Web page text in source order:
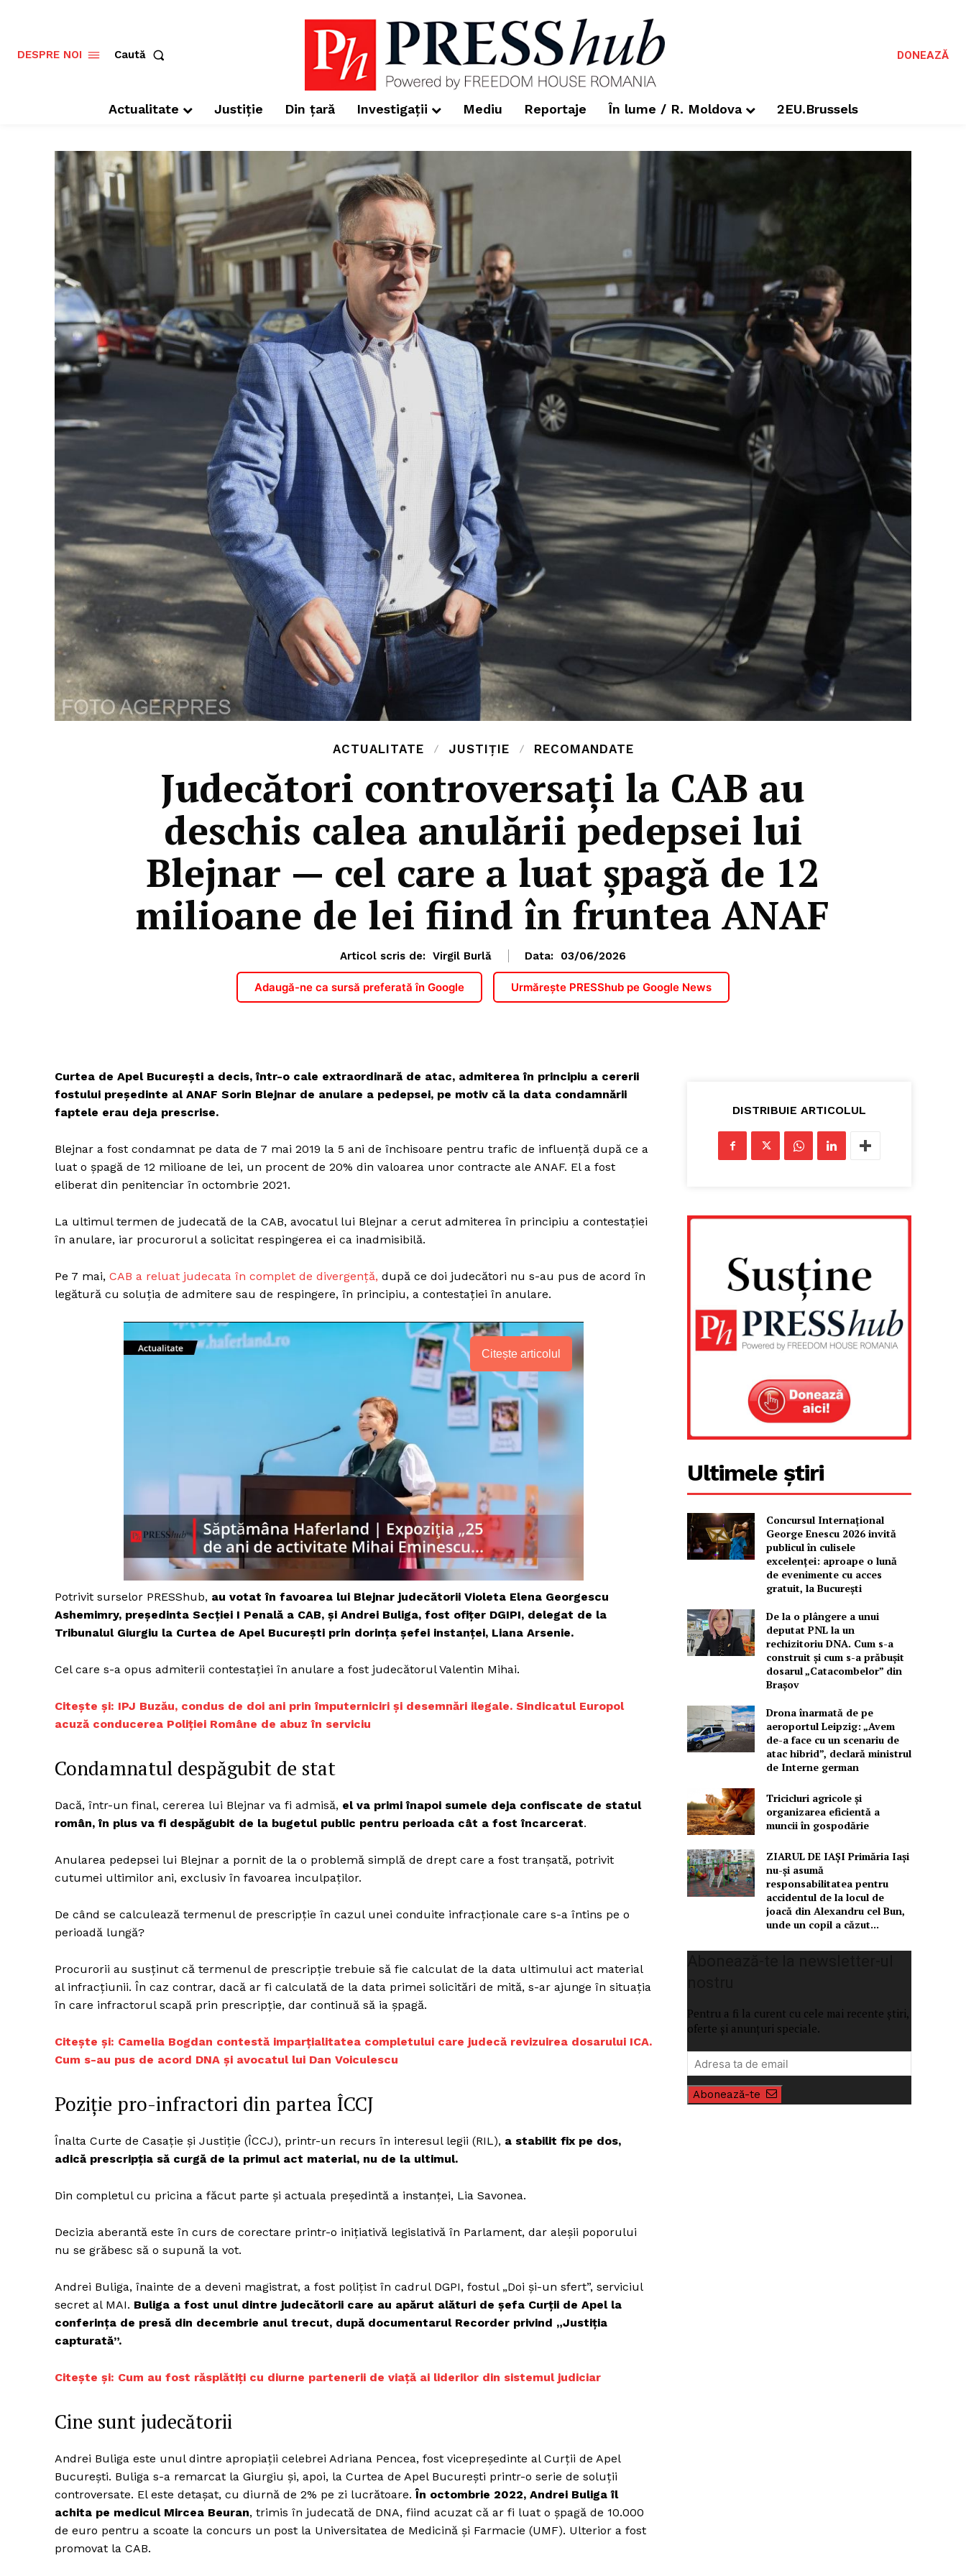
Un proiect
ROMÂNIA
PRESShub
Despre noi / Echipa
Proiecte editoriale
Rețea
DESPRE NOI Caută DONEAZĂ
Actualitate Justiție Din țară Investigații Mediu Reportaje În lume / R. Moldova 2EU.Brussels
ACTUALITATE JUSTIȚIE RECOMANDATE
Judecători controversați la CAB au
deschis calea anulării pedepsei lui
Blejnar — cel care a luat șpagă de 12
milioane de lei fiind în fruntea ANAF
Articol scris de: Virgil Burlă Data: 03/06/2026
Adaugă-ne ca sursă preferată în Google Urmărește PRESShub pe Google News
Curtea de Apel București a decis, într-o cale extraordinară de atac, admiterea în principiu a cererii
fostului președinte al ANAF Sorin Blejnar de anulare a pedepsei, pe motiv că la data condamnării
faptele erau deja prescrise.
Blejnar a fost condamnat pe data de 7 mai 2019 la 5 ani de închisoare pentru trafic de influență după ce a
luat o șpagă de 12 milioane de lei, un procent de 20% din valoarea unor contracte ale ANAF. El a fost
eliberat din penitenciar în octombrie 2021.
La ultimul termen de judecată de la CAB, avocatul lui Blejnar a cerut admiterea în principiu a contestației
în anulare, iar procurorul a solicitat respingerea ei ca inadmisibilă.
Pe 7 mai, CAB a reluat judecata în complet de divergență, după ce doi judecători nu s-au pus de acord în
legătură cu soluția de admitere sau de respingere, în principiu, a contestației în anulare.
Citește articolul
Potrivit surselor PRESShub, au votat în favoarea lui Blejnar judecătorii Violeta Elena Georgescu
Ashemimry, președinta Secției I Penală a CAB, și Andrei Buliga, fost ofițer DGIPI, delegat de la
Tribunalul Giurgiu la Curtea de Apel București prin dorința șefei instanței, Liana Arsenie.
Cel care s-a opus admiterii contestației în anulare a fost judecătorul Valentin Mihai.
Citește și: IPJ Buzău, condus de doi ani prin împuterniciri și desemnări ilegale. Sindicatul Europol
acuză conducerea Poliției Române de abuz în serviciu
Condamnatul despăgubit de stat
Dacă, într-un final, cererea lui Blejnar va fi admisă, el va primi înapoi sumele deja confiscate de statul
român, în plus va fi despăgubit de la bugetul public pentru perioada cât a fost încarcerat.
Anularea pedepsei lui Blejnar a pornit de la o problemă simplă de drept care a fost tranșată, potrivit
cutumei ultimilor ani, exclusiv în favoarea inculpaților.
De când se calculează termenul de prescripție în cazul unei conduite infracționale care s-a întins pe o
perioadă lungă?
Procurorii au susținut că termenul de prescripție trebuie să fie calculat de la data ultimului act material
al infracțiunii. În caz contrar, dacă ar fi calculată de la data primei solicitări de mită, s-ar ajunge în situația
în care infractorul scapă prin prescripție, dar continuă să ia șpagă.
Citește și: Camelia Bogdan contestă imparțialitatea completului care judecă revizuirea dosarului ICA.
Cum s-au pus de acord DNA și avocatul lui Dan Voiculescu
Poziție pro-infractori din partea ÎCCJ
Înalta Curte de Casație și Justiție (ÎCCJ), printr-un recurs în interesul legii (RIL), a stabilit fix pe dos,
adică prescripția să curgă de la primul act material, nu de la ultimul.
Din completul cu pricina a făcut parte și actuala președintă a instanței, Lia Savonea.
Decizia aberantă este în curs de corectare printr-o inițiativă legislativă în Parlament, dar aleșii poporului
nu se grăbesc să o supună la vot.
Andrei Buliga, înainte de a deveni magistrat, a fost polițist în cadrul DGPI, fostul „Doi și-un sfert”, serviciul
secret al MAI. Buliga a fost unul dintre judecătorii care au apărut alături de șefa Curții de Apel la
conferința de presă din decembrie anul trecut, după documentarul Recorder privind „Justiția
capturată”.
Citește și: Cum au fost răsplătiți cu diurne partenerii de viață ai liderilor din sistemul judiciar
Cine sunt judecătorii
Andrei Buliga este unul dintre apropiații celebrei Adriana Pencea, fost vicepreședinte al Curții de Apel
București. Buliga s-a remarcat la Giurgiu și, apoi, la Curtea de Apel București printr-o serie de soluții
controversate. El este detașat, cu diurnă de 2% pe zi lucrătoare.În octombrie 2022, Andrei Buliga îl
achita pe medicul Mircea Beuran, trimis în judecată de DNA, fiind acuzat că ar fi luat o șpagă de 10.000
de euro pentru a scoate la concurs un post la Universitatea de Medicină și Farmacie (UMF). Ulterior a fost
promovat la CAB.
DISTRIBUIE ARTICOLUL
Ultimele știri
Concursul Internațional
George Enescu 2026 invită
publicul în culisele
excelenței: aproape o lună
de evenimente cu acces
gratuit, la București
De la o plângere a unui
deputat PNL la un
rechizitoriu DNA. Cum s-a
construit și cum s-a prăbușit
dosarul „Catacombelor” din
Brașov
Drona înarmată de pe
aeroportul Leipzig: „Avem
de-a face cu un scenariu de
atac hibrid”, declară ministrul
de Interne german
Tricicluri agricole și
organizarea eficientă a
muncii în gospodărie
ZIARUL DE IAȘI Primăria Iași
nu-și asumă
responsabilitatea pentru
accidentul de la locul de
joacă din Alexandru cel Bun,
unde un copil a căzut...
Pentru a fi la curent cu cele mai recente știri,
oferte și anunțuri speciale.
Abonează-te